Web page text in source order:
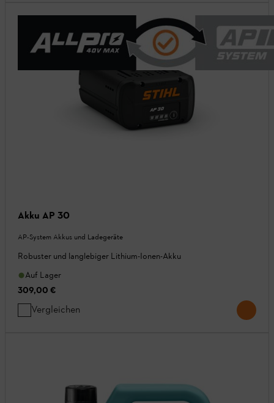
Akku AP 30
AP-System Akkus und Ladegeräte
Robuster und langlebiger Lithium-Ionen-Akku
Auf Lager
309,00 €
Vergleichen